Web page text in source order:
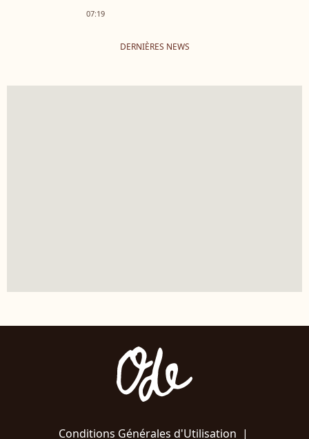
07:19
DERNIÈRES NEWS
Conditions Générales d'Utilisation |